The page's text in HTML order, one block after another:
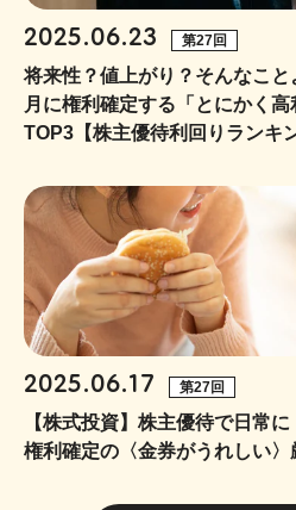
2025.06.23 第27回
将来性？値上がり？そんなこ
月に権利確定する「とにかく
TOP3【株主優待利回りランキ
2025.06.17 第27回
【株式投資】株主優待で日常
権利確定の〈金券がうれしい〉